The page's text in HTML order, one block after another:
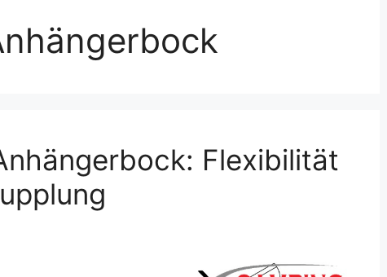
Flexibilität